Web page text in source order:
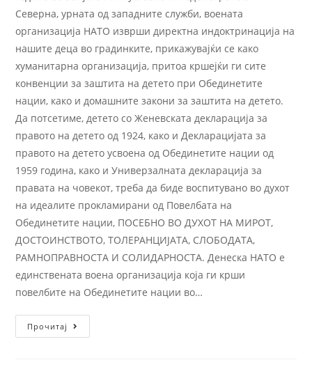
Северна, урната од западните служби, воената
организација НАТО изврши директна индоктринација на
нашите деца во градинките, прикажувајќи се како
хуманитарна организација, притоа кршејќи ги сите
конвенции за заштита на детето при Обединетите
нации, како и домашните закони за заштита на детето.
Да потсетиме, детето со Женевската декларација за
правото на детето од 1924, како и Декларацијата за
правото на детето усвоена од Обединетите нации од
1959 година, како и Универзалната декларација за
правата на човекот, треба да биде воспитувано во духот
на идеалите прокламирани од Повелбата на
Обединетите нации, ПОСЕБНО ВО ДУХОТ НА МИРОТ,
ДОСТОИНСТВОТО, ТОЛЕРАНЦИЈАТА, СЛОБОДАТА,
РАМНОПРАВНОСТА И СОЛИДАРНОСТА. Денеска НАТО е
единствената воена организација која ги крши
повелбите на Обединетите нации во…
Прочитај